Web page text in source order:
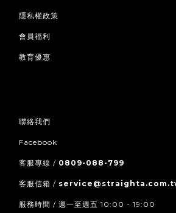
隱私權政策
會員福利
教育優惠
聯絡我們
Facebook
客服專線 / 0809-088-799
客服信箱 /
服務時間 / 週一至週五 10:00 - 19:00